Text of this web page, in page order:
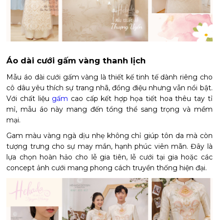
Áo dài cưới gấm vàng thanh lịch
Mẫu áo dài cưới gấm vàng là thiết kế tinh tế dành riêng cho
cô dâu yêu thích sự trang nhã, đồng điệu nhưng vẫn nổi bật.
Với chất liệu gấm cao cấp kết hợp họa tiết hoa thêu tay tỉ
mỉ, mẫu áo này mang đến tổng thể sang trọng và mềm
mại.
Gam màu vàng ngà dịu nhẹ không chỉ giúp tôn da mà còn
tượng trưng cho sự may mắn, hạnh phúc viên mãn. Đây là
lựa chọn hoàn hảo cho lễ gia tiên, lễ cưới tại gia hoặc các
concept ảnh cưới mang phong cách truyền thống hiện đại.